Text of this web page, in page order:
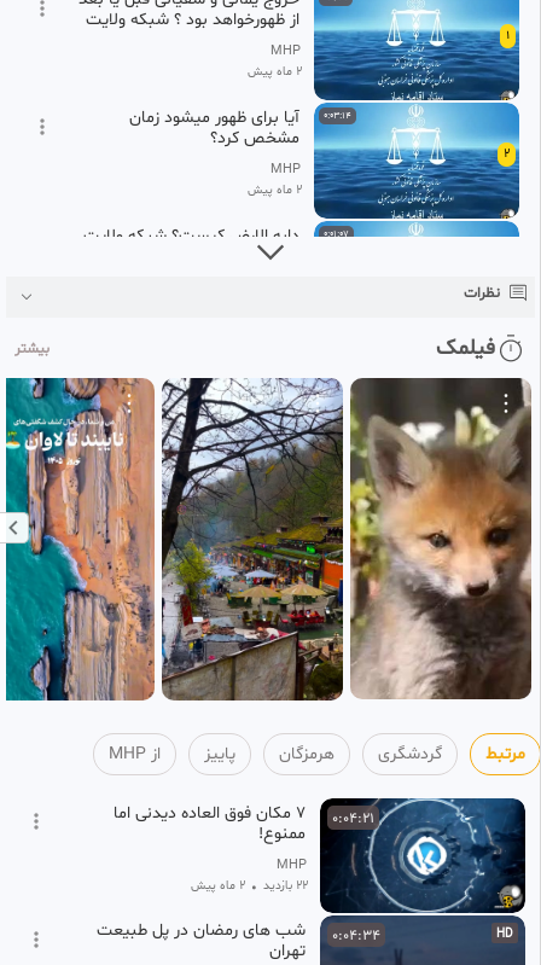
1
از ظهورخواهد بود ؟ شبکه ولایت
MHP
2 ماه پیش
2
0:03:14
آیا برای ظهور میشود زمان
مشخص کرد؟
MHP
2 ماه پیش
0:01:07 دابه الارض کیست؟ شبکه ولایت
4
ظهور زنده اند یا رجعت میکنند؟
MHP
2 ماه پیش
5
0:04:21
آیا حضرت موقع ظهور خانه کعبه را
خراب می کنند؟
MHP
2 ماه پیش
0:02:24
آیا شیعه گناهکار مورد پذیرش
امام زمان قرار میگیرد ؟ !
MHP
نظرات
فیلمک بیشتر
مرتبط گردشگری هرمزگان پاییز از MHP
0:04:21
۷ مکان فوق العاده دیدنی اما
ممنوع!
MHP
22 بازدید • 2 ماه پیش
HD
0:04:34
شب های رمضان در پل طبیعت
تهران